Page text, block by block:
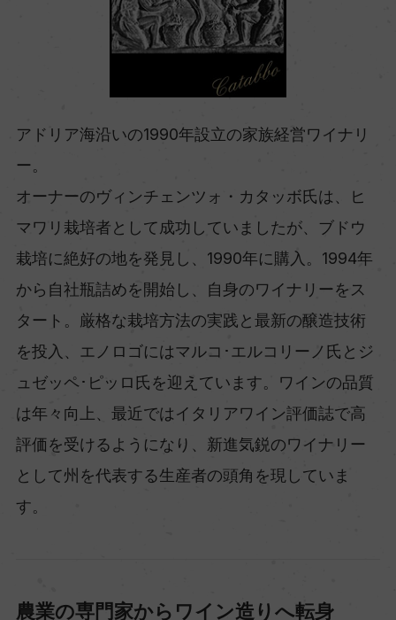
アドリア海沿いの1990年設立の家族経営ワイナリ
ー。
オーナーのヴィンチェンツォ・カタッボ氏は、ヒ
マワリ栽培者として成功していましたが、ブドウ
栽培に絶好の地を発見し、1990年に購入。1994年
から自社瓶詰めを開始し、自身のワイナリーをス
タート。厳格な栽培方法の実践と最新の醸造技術
を投入、エノロゴにはマルコ･エルコリーノ氏とジ
ュゼッペ･ピッロ氏を迎えています。ワインの品質
は年々向上、最近ではイタリアワイン評価誌で高
評価を受けるようになり、新進気鋭のワイナリー
として州を代表する生産者の頭角を現していま
す。
農業の専門家からワイン造りへ転身